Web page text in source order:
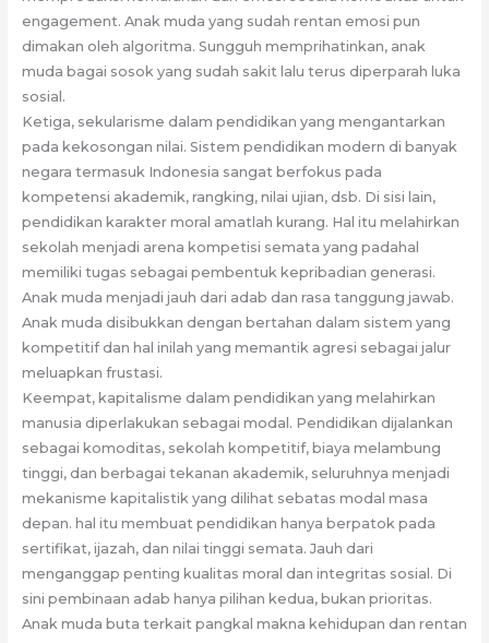
engagement. Anak muda yang sudah rentan emosi pun
dimakan oleh algoritma. Sungguh memprihatinkan, anak
muda bagai sosok yang sudah sakit lalu terus diperparah luka
sosial.
Ketiga, sekularisme dalam pendidikan yang mengantarkan
pada kekosongan nilai. Sistem pendidikan modern di banyak
negara termasuk Indonesia sangat berfokus pada
kompetensi akademik, rangking, nilai ujian, dsb. Di sisi lain,
pendidikan karakter moral amatlah kurang. Hal itu melahirkan
sekolah menjadi arena kompetisi semata yang padahal
memiliki tugas sebagai pembentuk kepribadian generasi.
Anak muda menjadi jauh dari adab dan rasa tanggung jawab.
Anak muda disibukkan dengan bertahan dalam sistem yang
kompetitif dan hal inilah yang memantik agresi sebagai jalur
meluapkan frustasi.
Keempat, kapitalisme dalam pendidikan yang melahirkan
manusia diperlakukan sebagai modal. Pendidikan dijalankan
sebagai komoditas, sekolah kompetitif, biaya melambung
tinggi, dan berbagai tekanan akademik, seluruhnya menjadi
mekanisme kapitalistik yang dilihat sebatas modal masa
depan. hal itu membuat pendidikan hanya berpatok pada
sertifikat, ijazah, dan nilai tinggi semata. Jauh dari
menganggap penting kualitas moral dan integritas sosial. Di
sini pembinaan adab hanya pilihan kedua, bukan prioritas.
Anak muda buta terkait pangkal makna kehidupan dan rentan